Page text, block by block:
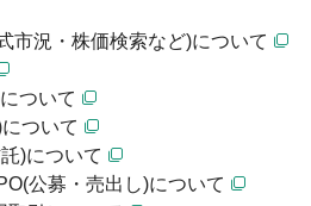
市況・株価検索など)について
ついて
ついて
)について
公募・売出し)について